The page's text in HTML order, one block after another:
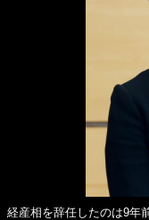
経産相を辞任したのは9